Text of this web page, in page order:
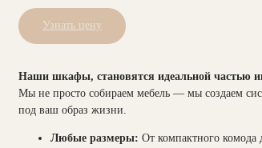
Узнать цену
Наши шкафы, становятся идеальной частью
Мы не просто собираем мебель — мы создаем
под ваш образ жизни.
Любые размеры: От компактного комода